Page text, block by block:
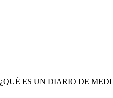
¿QUÉ ES UN DIARIO DE